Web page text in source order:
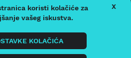
Radio Sisak
privatnosti
kolačića
koristi kolačiće za
vašeg iskustva.
KOLAČIĆA
X